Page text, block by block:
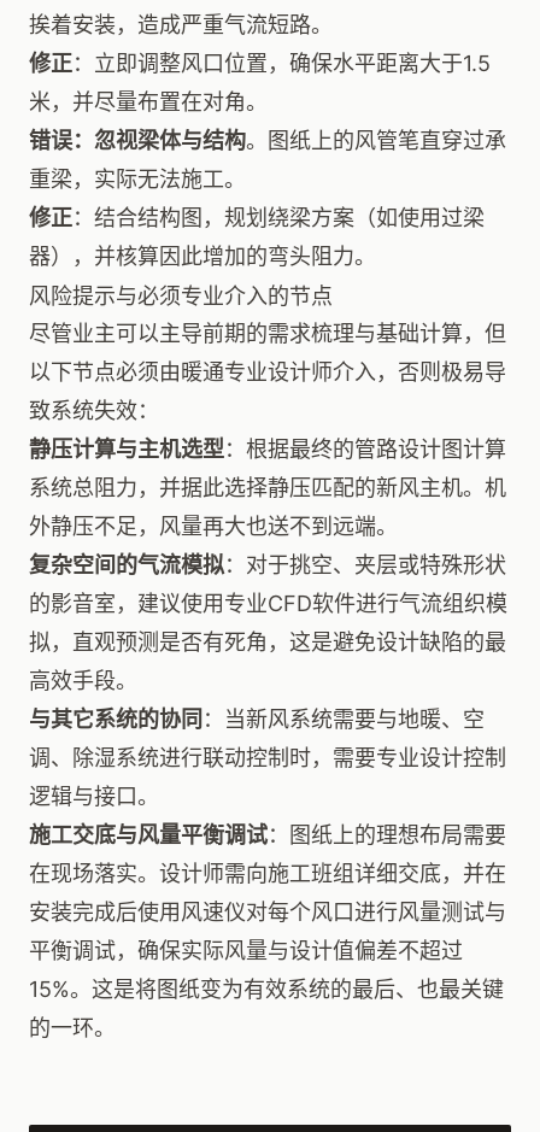
挨着安装，造成严重气流短路。
修正：立即调整风口位置，确保水平距离大于1.5
米，并尽量布置在对角。
错误：忽视梁体与结构。图纸上的风管笔直穿过承
重梁，实际无法施工。
修正：结合结构图，规划绕梁方案（如使用过梁
器），并核算因此增加的弯头阻力。
风险提示与必须专业介入的节点
尽管业主可以主导前期的需求梳理与基础计算，但
以下节点必须由暖通专业设计师介入，否则极易导
致系统失效：
静压计算与主机选型：根据最终的管路设计图计算
系统总阻力，并据此选择静压匹配的新风主机。机
外静压不足，风量再大也送不到远端。
复杂空间的气流模拟：对于挑空、夹层或特殊形状
的影音室，建议使用专业CFD软件进行气流组织模
拟，直观预测是否有死角，这是避免设计缺陷的最
高效手段。
与其它系统的协同 ：当新风系统需要与地暖、空
调、除湿系统进行联动控制时，需要专业设计控制
逻辑与接口。
施工交底与风量平衡调试：图纸上的理想布局需要
在现场落实。设计师需向施工班组详细交底，并在
安装完成后使用风速仪对每个风口进行风量测试与
平衡调试，确保实际风量与设计值偏差不超过
15%。这是将图纸变为有效系统的最后、也最关键
的一环。